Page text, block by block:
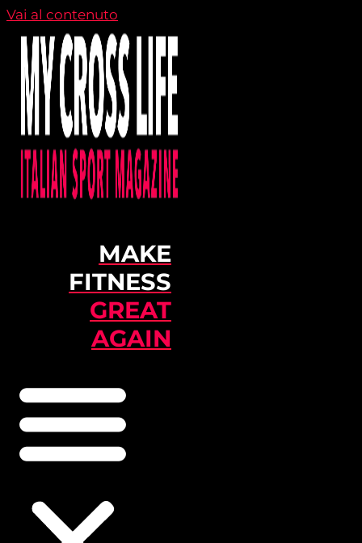
Vai al contenuto
MAKE
FITNESS
GREAT
AGAIN